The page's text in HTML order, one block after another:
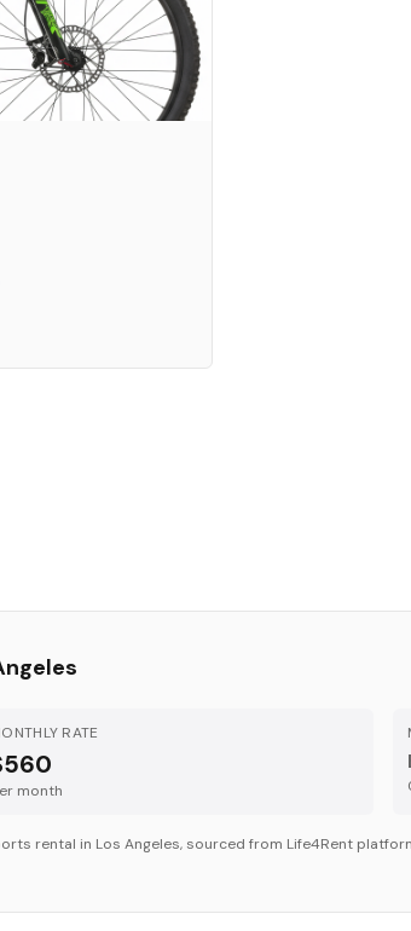
RATE
month
rental in Los Angeles, sourced from Life4Rent